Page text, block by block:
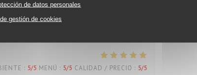
de datos personales
gestión de cookies
: 4/5 MENÚ:
: 5/5 MENÚ : 5/5 CALIDAD / PRECIO : 5/5